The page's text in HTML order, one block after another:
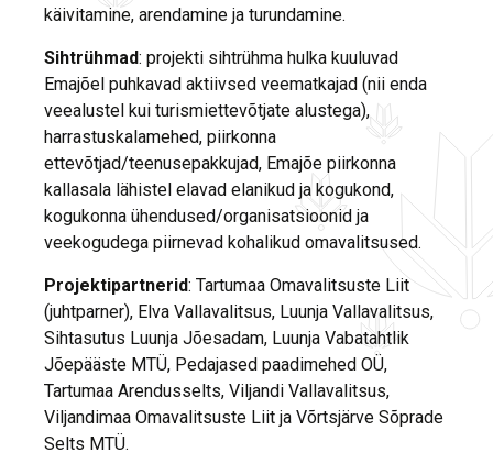
käivitamine, arendamine ja turundamine.
Sihtrühmad: projekti sihtrühma hulka kuuluvad
Emajõel puhkavad aktiivsed veematkajad (nii enda
veealustel kui turismiettevõtjate alustega),
harrastuskalamehed, piirkonna
ettevõtjad/teenusepakkujad, Emajõe piirkonna
kallasala lähistel elavad elanikud ja kogukond,
kogukonna ühendused/organisatsioonid ja
veekogudega piirnevad kohalikud omavalitsused.
Projektipartnerid: Tartumaa Omavalitsuste Liit
(juhtparner), Elva Vallavalitsus, Luunja Vallavalitsus,
Sihtasutus Luunja Jõesadam, Luunja Vabatahtlik
Jõepääste MTÜ, Pedajased paadimehed OÜ,
Tartumaa Arendusselts, Viljandi Vallavalitsus,
Viljandimaa Omavalitsuste Liit ja Võrtsjärve Sõprade
Selts MTÜ.